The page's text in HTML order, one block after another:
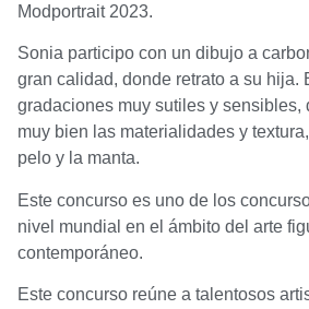
Modportrait 2023.
Sonia participo con un dibujo a
gran calidad, donde retrato a su hija.
gradaciones muy sutiles y sensibles,
muy bien las materialidades y
pelo y la manta.
Este concurso es uno de los
nivel mundial en el ámbito del arte
contemporáneo.
Este concurso reúne a talentosos